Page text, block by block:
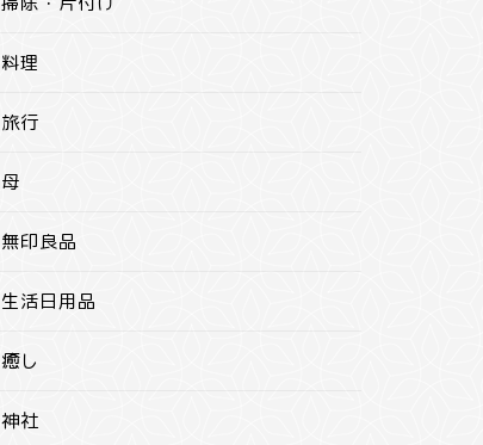
料理
旅行
母
無印良品
生活日用品
癒し
神社